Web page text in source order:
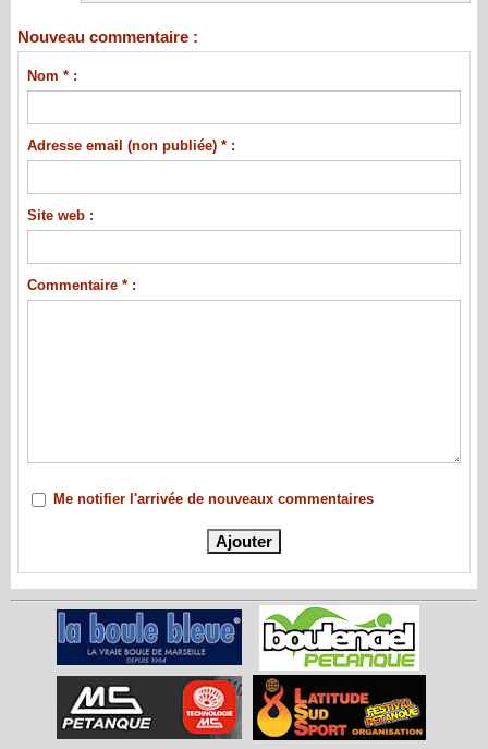
Nouveau commentaire :
Nom * :
Adresse email (non publiée) * :
Site web :
Commentaire * :
Me notifier l'arrivée de nouveaux commentaires